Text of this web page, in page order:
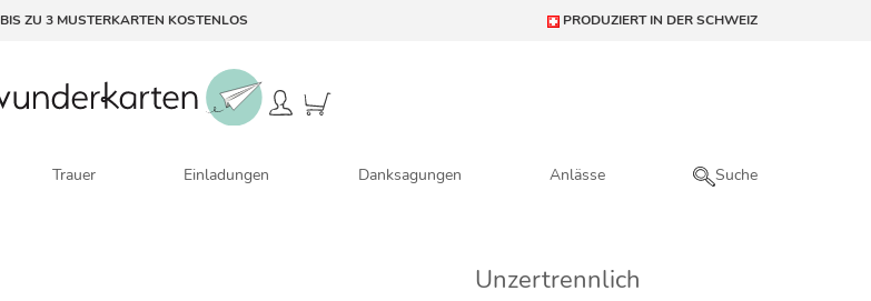
BIS ZU 3 MUSTERKARTEN KOSTENLOS PRODUZIERT IN DER SCHWEIZ
Trauer Einladungen Danksagungen Anlässe Suche
Unzertrennlich